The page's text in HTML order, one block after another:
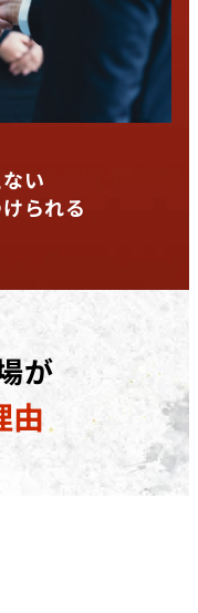
い
られる
が
由